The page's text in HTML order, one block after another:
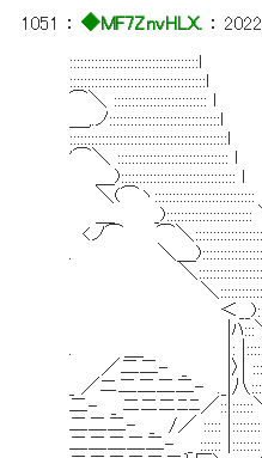
1051
：◆MF7ZnvHLX. ：
::::::::::::::::::::::::::::::::::::l
::::::::::::::::::::::::::::::::::::::l
⌒＼
＿,.ノ
'⌒＼
＿
＼(⌒ヽ
＿
<ノ⌒ ⌒＼
. ＼＿
＼
＼
＜
|ﾊ:::＼:::::＼
. ＿ |: |:::::]℡
／二二- _ |〉
_ ／ニ二二二二-
二- _ ニニニﾆﾆ／
二二二- _ /／ :::::
二二二二二- _ ::::::